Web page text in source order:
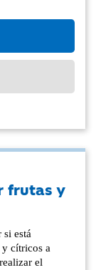
frutas y
si está
y cítricos a
el